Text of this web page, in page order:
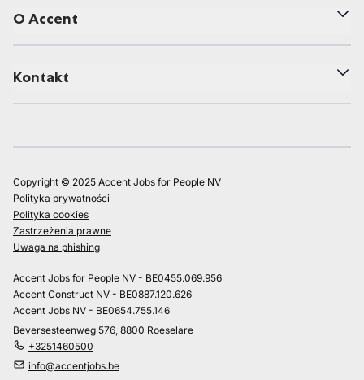
O Accent
Kontakt
Copyright © 2025 Accent Jobs for People NV
Polityka prywatności
Polityka cookies
Zastrzeżenia prawne
Uwaga na phishing
Accent Jobs for People NV - BE0455.069.956
Accent Construct NV - BE0887.120.626
Accent Jobs NV - BE0654.755.146
Beversesteenweg 576, 8800 Roeselare
+3251460500
info@accentjobs.be